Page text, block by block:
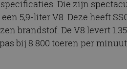
Die zijn
5,9-liter V8. Deze heeft
brandstof. De V8 levert
bij 8.800 toeren per